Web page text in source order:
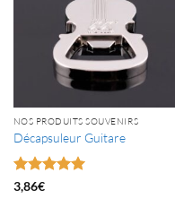
NOS PRODUITS SOUVENIRS
Décapsuleur Guitare
Note
3,86€